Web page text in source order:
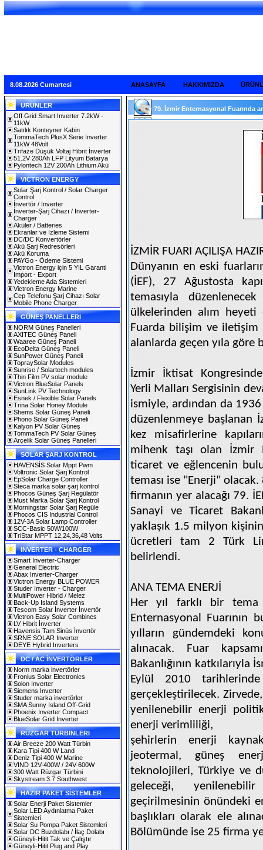
8.08.2026 Cumartesi ANASAYFA HAKKIMIZDA
ÜRÜNLER
Off Grid Smart Inverter 7.2kW -
11kW
Satılık Konteyner Kabin
TommaTech PlusX Serie Inverter
11kW 48Volt
Trifaze Düşük Voltaj Hibrit İnverter
51.2V 280Ah LFP Lityum Batarya
Pylontech 12V 200Ah Lithium Akü
VICTRON ENERGY
Solar Şarj Kontrol / Solar Charger
Control
İnvertör / Inverter
İnverter-Şarj Cihazı / Inverter-
Charger
Aküler / Batteries
Ekranlar ve İzleme Sistemi
DC/DC Konvertörler
Akü Şarj Redresörleri
Akü Koruma
PAYGo - Ödeme Sistemi
Victron Energy için 5 YIL Garanti
Import - Export
Yedekleme Ada Sistemleri
Victron Energy Marine
Cep Telefonu Şarj Cihazı Solar
Mobile Phone Charger
GÜNEŞ PANELLERI
NORM Güneş Panelleri
AXITEC Güneş Paneli
Waaree Güneş Paneli
EcoDelta Güneş Paneli
SunPower Güneş Paneli
TopraySolar Modules
Sunrise / Solartech modules
Thin Film PV solar module
Victron BlueSolar Panels
SunLink PV Technology
Esnek / Flexible Solar Panels
Trina Solar Honey Module
Shems Solar Güneş Paneli
Phono Solar Güneş Paneli
Kalyon PV Solar Güneş
TommaTech PV Solar Güneş
Arçelik Solar Güneş Panelleri
SOLAR ŞARJ KONTROL
HAVENSİS Solar Mppt Pwm
Voltronic Solar Şarj Kontrol
EpSolar Charge Controller
Steca marka solar şarj kontrol
Phocos Güneş Şarj Regülatör
Must Marka Solar Şarj Kontrol
Morningstar Solar Şarj Regüle
Phocos CIS Industrial Control
12V-3A Solar Lamp Controller
SCC-Basic 50W/100W
TriStar MPPT 12,24,36,48 Volts
INVERTER - CHARGER
Smart Inverter-Charger
General Electric
Abax Inverter-Charger
Victron Energy BLUE POWER
Studer Inverter - Charger
MultiPower Hibrid / Melez
Back-Up Island Systems
Tescom Solar İnverter İnvertör
Victron Easy Solar Combines
LV Hibrit İnverter
Havensis Tam Sinüs İnvertör
SRNE SOLAR Inverter
DEYE Hybrid Inverters
DC / AC İNVERTÖRLER
Norm marka invertörler
Fronius Solar Electronics
Solon Inverter
Siemens Inverter
Studer marka invertörler
SMA Sunny Island Off-Grid
Phoenix Inverter Compact
BlueSolar Grid Inverter
RÜZGAR TÜRBINLERI
Air Breeze 200 Watt Türbin
Kara Tipi 400 W Land
Deniz Tipi 400 W Marine
VIND 12V-400W / 24V-600W
300 Watt Rüzgar Türbini
Skystream 3.7 Southwest
HAZIR PAKET SİSTEMLER
Solar Enerji Paket Sistemler
Solar LED Aydınlatma Paket
Sistemleri
Solar Su Pompa Paket Sistemleri
Solar DC Buzdolabı / İlaç Dolabı
Güneyli-Hitit Tak ve Çalıştır
Güneyli-Hitit Plug and Play
79. İzmir Enternasyonal Fuarında
İZMİR FUARI AÇILIŞA
Dünyanın en eski
(İEF), 27 Ağustosta
temasıyla
ülkelerinden alım heyeti
Fuarda bilişim ve
alanlarda geçen yıla göre
İzmir İktisat
Yerli Malları Sergisinin
ismiyle, ardından da 1936
düzenlenmeye başlanan
kez misafirlerine
mihenk taşı olan İzmir
ticaret ve eğlencenin
teması ise "Enerji"
firmanın yer alacağı 79.
Sanayi ve Ticaret
yaklaşık 1.5 milyon
ücretleri tam 2 Türk
belirlendi.
ANA TEMA ENERJİ
Her yıl farklı bir tema
Enternasyonal Fuarının
yılların gündemdeki
alınacak. Fuar
Bakanlığının
Eylül 2010
gerçekleştirilecek.
yenilenebilir enerji
enerji verimliliği,
şehirlerin enerji
jeotermal, güneş
teknolojileri, Türkiye ve
geleceği,
geçirilmesinin önündeki
başlıkları olarak ele
Bölümünde ise 25 firma